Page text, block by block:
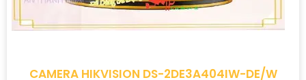
CAMERA HIKVISION DS-2DE3A404IW-DE/W